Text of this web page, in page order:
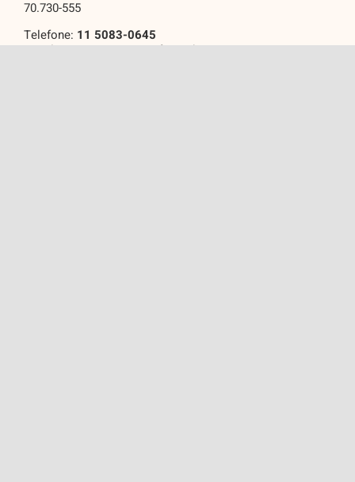
70.730-555
Telefone: 11 5083-0645
Email: eventos@grupojasf.com.br